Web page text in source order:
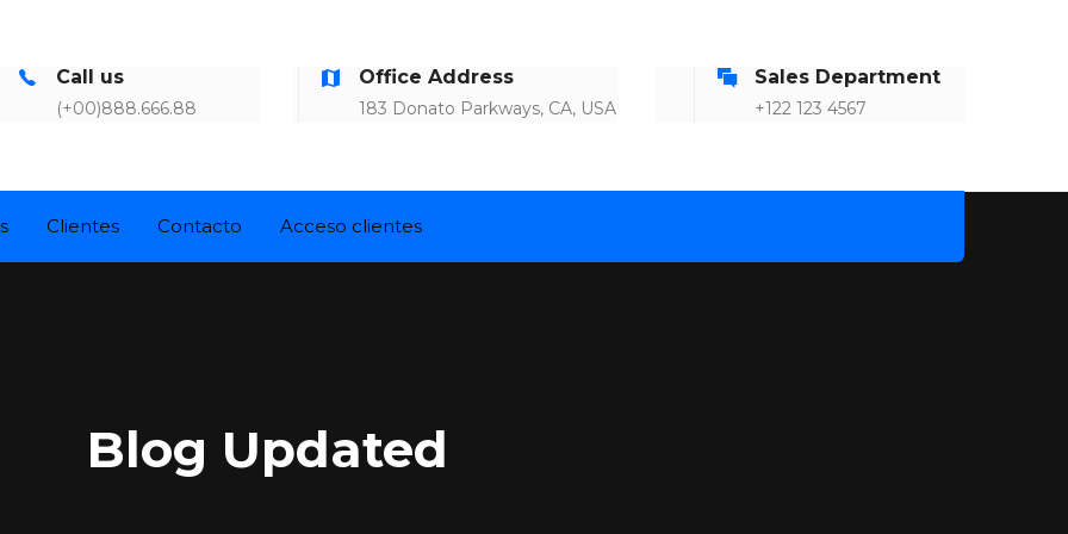
Call us
(+00)888.666.88
Office Address
183 Donato Parkways, CA, USA
Sales Department
+122 123 4567
Clientes Contacto Acceso clientes
Blog Updated